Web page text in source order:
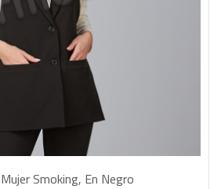
Smoking, En Negro